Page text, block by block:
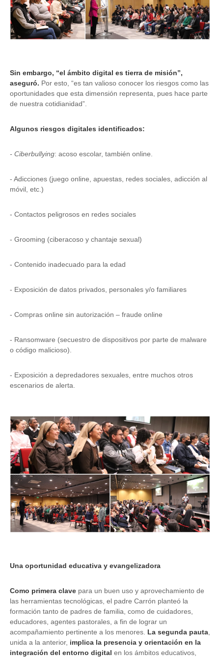
Sin embargo, “el ámbito digital es tierra de misión”,
aseguró. Por esto, “es tan valioso conocer los riesgos como las
oportunidades que esta dimensión representa, pues hace parte
de nuestra cotidianidad”.
Algunos riesgos digitales identificados:
- Ciberbullying: acoso escolar, también online.
- Adicciones (juego online, apuestas, redes sociales, adicción al
móvil, etc.)
- Contactos peligrosos en redes sociales
- Grooming (ciberacoso y chantaje sexual)
- Contenido inadecuado para la edad
- Exposición de datos privados, personales y/o familiares
- Compras online sin autorización – fraude online
- Ransomware (secuestro de dispositivos por parte de malware
o código malicioso).
- Exposición a depredadores sexuales, entre muchos otros
escenarios de alerta.
Una oportunidad educativa y evangelizadora
Como primera clave para un buen uso y aprovechamiento de
las herramientas tecnológicas, el padre Carrón planteó la
formación tanto de padres de familia, como de cuidadores,
educadores, agentes pastorales, a fin de lograr un
acompañamiento pertinente a los menores. La segunda pauta
unida a la anterior, implica la presencia y orientación en la
integración del entorno digital en los ámbitos educativos,